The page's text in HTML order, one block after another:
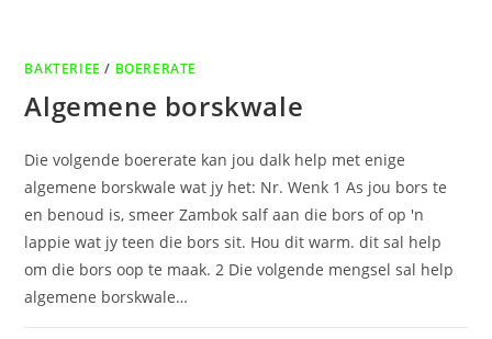
BAKTERIEE / BOERERATE
Algemene borskwale
Die volgende boererate kan jou dalk help met enige
algemene borskwale wat jy het: Nr. Wenk 1 As jou bors te
en benoud is, smeer Zambok salf aan die bors of op 'n
lappie wat jy teen die bors sit. Hou dit warm. dit sal help
om die bors oop te maak. 2 Die volgende mengsel sal help
algemene borskwale…